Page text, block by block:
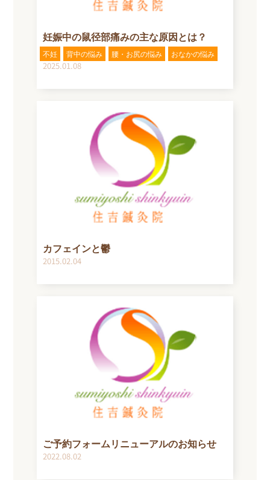
妊娠中の鼠径部痛みの主な原因とは？
不妊 背中の悩み 腰・お尻の悩み おなかの悩み
2025.01.08
カフェインと鬱
2015.02.04
ご予約フォームリニューアルのお知らせ
2022.08.02